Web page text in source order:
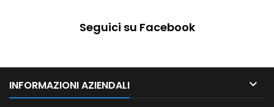
Seguici su Facebook
INFORMAZIONI AZIENDALI 